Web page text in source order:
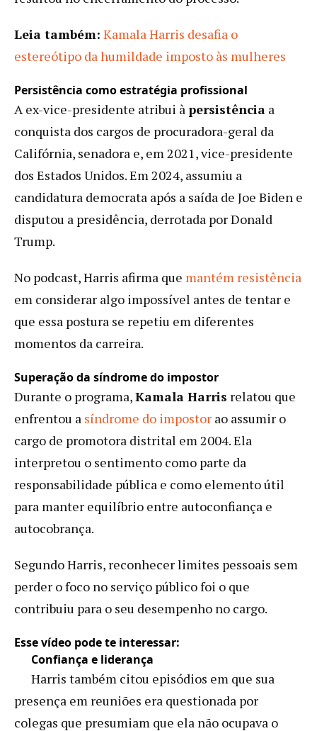
Leia também: Kamala Harris desafia o
estereótipo da humildade imposto às mulheres
Persistência como estratégia profissional
A ex-vice-presidente atribui à persistência a
conquista dos cargos de procuradora-geral da
Califórnia, senadora e, em 2021, vice-presidente
dos Estados Unidos. Em 2024, assumiu a
candidatura democrata após a saída de Joe Biden e
disputou a presidência, derrotada por Donald
Trump.
No podcast, Harris afirma que mantém resistência
em considerar algo impossível antes de tentar e
que essa postura se repetiu em diferentes
momentos da carreira.
Superação da síndrome do impostor
Durante o programa,Kamala Harris relatou que
enfrentou a síndrome do impostor ao assumir o
cargo de promotora distrital em 2004. Ela
interpretou o sentimento como parte da
responsabilidade pública e como elemento útil
para manter equilíbrio entre autoconfiança e
autocobrança.
Segundo Harris, reconhecer limites pessoais sem
perder o foco no serviço público foi o que
contribuiu para o seu desempenho no cargo.
Esse vídeo pode te interessar:
Confiança e liderança
Harris também citou episódios em que sua
presença em reuniões era questionada por
colegas que presumiam que ela não ocupava o